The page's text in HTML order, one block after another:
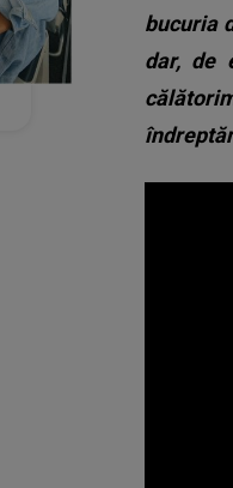
bucuria
dar, de